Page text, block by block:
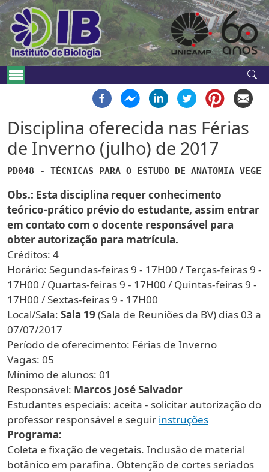
Pular para o conteúdo principal
Navegação principal
Disciplina oferecida nas Férias
de Inverno (julho) de 2017
PD048 - TÉCNICAS PARA O ESTUDO DE ANATOMIA
Obs.: Esta disciplina requer conhecimento
teórico-prático prévio do estudante, assim entrar
em contato com o docente responsável para
obter autorização para matrícula.
Créditos: 4
Horário: Segundas-feiras 9 - 17H00 / Terças-feiras 9 -
17H00 / Quartas-feiras 9 - 17H00 / Quintas-feiras 9 -
17H00 / Sextas-feiras 9 - 17H00
Local/Sala: Sala 19(Sala de Reuniões da BV) dias 03 a
07/07/2017
Período de oferecimento: Férias de Inverno
Vagas: 05
Mínimo de alunos: 01
Responsável: Marcos José Salvador
Estudantes especiais: aceita - solicitar autorização do
professor responsável e seguir instruções
Programa:
Coleta e fixação de vegetais. Inclusão de material
botânico em parafina. Obtenção de cortes seriados